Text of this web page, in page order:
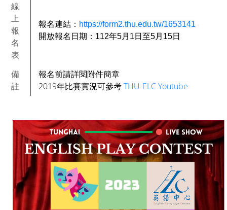
線
上
報
名
表
報名連結： https://form2.thu.edu.tw/1653141
開放報名日期：112年5月1日至5月15日
備
註
報名前請詳閱附件簡章
2019年比賽實況可參考THU-ELC Youtube